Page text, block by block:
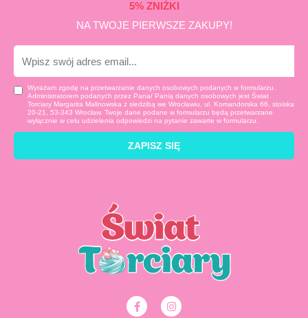
5% ZNIŻKI
NA TWOJE PIERWSZE ZAKUPY!
Wyrażam zgodę na przetwarzanie danych osobowych podanych w formularzu.
Administratorem podanych przez Pana/ Panią danych osobowych jest Świat
Torciary Margarita Malinowska z siedzibą we Wrocławiu, ul. Komandorska 66, stoiska
20-21, 53-343 Wrocław. Twoje dane podane w formularzu będą przetwarzane
wyłącznie w celu udzielenia odpowiedzi na pytanie zawarte w formularzu.
ZAPISZ SIĘ
F
a
I
n